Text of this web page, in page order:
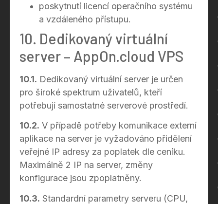
poskytnutí licencí operačního systému
a vzdáleného přístupu.
10. Dedikovaný virtuální
server – AppOn.cloud VPS
10.1. Dedikovaný virtuální server je určen
pro široké spektrum uživatelů, kteří
potřebují samostatné serverové prostředí.
10.2. V případě potřeby komunikace externí
aplikace na server je vyžadováno přidělení
veřejné IP adresy za poplatek dle ceníku.
Maximálně 2 IP na server, změny
konfigurace jsou zpoplatněny.
10.3. Standardní parametry serveru (CPU,